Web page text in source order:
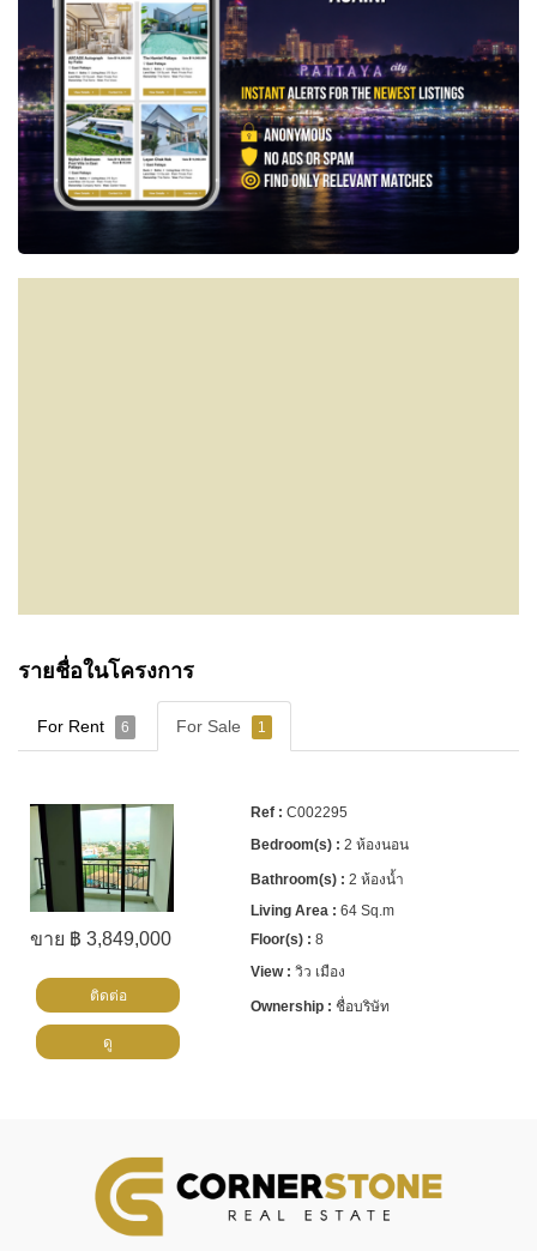
รายชื่อในโครงการ
For Rent 6 For Sale 1
ขาย ฿ 3,849,000
C002295
2 ห้องนอน
2 ห้องน้ำ
64 Sq.m
8
วิว เมือง
ชื่อบริษัท
ติดต่อ
ดู